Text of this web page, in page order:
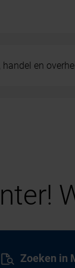
handel en
Zoeken in